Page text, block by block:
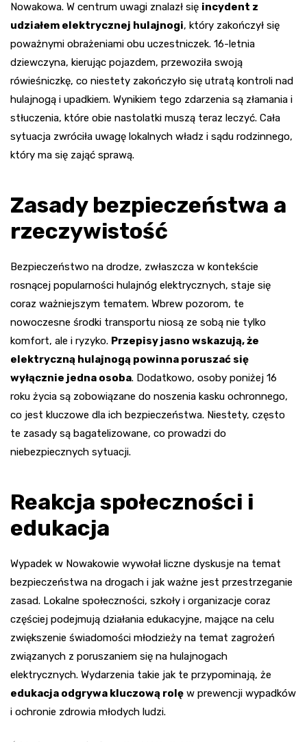
Nowakowa. W centrum uwagi znalazł się incydent z
udziałem elektrycznej hulajnogi, który zakończył się
poważnymi obrażeniami obu uczestniczek. 16-letnia
dziewczyna, kierując pojazdem, przewoziła swoją
rówieśniczkę, co niestety zakończyło się utratą kontroli nad
hulajnogą i upadkiem. Wynikiem tego zdarzenia są złamania i
stłuczenia, które obie nastolatki muszą teraz leczyć. Cała
sytuacja zwróciła uwagę lokalnych władz i sądu rodzinnego,
który ma się zająć sprawą.
Zasady bezpieczeństwa a
rzeczywistość
Bezpieczeństwo na drodze, zwłaszcza w kontekście
rosnącej popularności hulajnóg elektrycznych, staje się
coraz ważniejszym tematem. Wbrew pozorom, te
nowoczesne środki transportu niosą ze sobą nie tylko
komfort, ale i ryzyko. Przepisy jasno wskazują, że
elektryczną hulajnogą powinna poruszać się
wyłącznie jedna osoba. Dodatkowo, osoby poniżej 16
roku życia są zobowiązane do noszenia kasku ochronnego,
co jest kluczowe dla ich bezpieczeństwa. Niestety, często
te zasady są bagatelizowane, co prowadzi do
niebezpiecznych sytuacji.
Reakcja społeczności i
edukacja
Wypadek w Nowakowie wywołał liczne dyskusje na temat
bezpieczeństwa na drogach i jak ważne jest przestrzeganie
zasad. Lokalne społeczności, szkoły i organizacje coraz
częściej podejmują działania edukacyjne, mające na celu
zwiększenie świadomości młodzieży na temat zagrożeń
związanych z poruszaniem się na hulajnogach
elektrycznych. Wydarzenia takie jak te przypominają, że
edukacja odgrywa kluczową rolę w prewencji wypadków
i ochronie zdrowia młodych ludzi.